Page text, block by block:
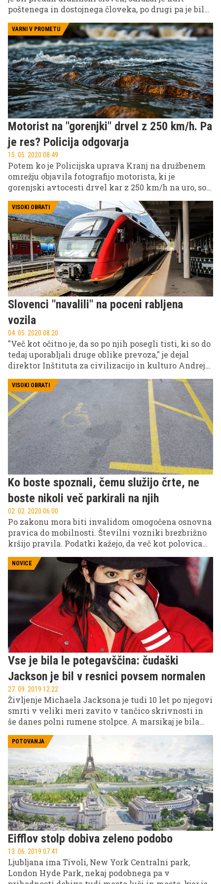
poštenega in dostojnega človeka, po drugi pa je bil
vzdevek BTK, kar pomeni Bind (zavezati), Torture
(mučiti) in Kill (ubiti) – vse troje je bil njegov
značilen in neslaven podpis. BTK morilec je bil
strah in trepet domačega mesta, saj je pokončal 10
ljudi, ob tem pa se je zabaval še s pisanjem pisem
policiji in preiskovalcem, v katerih se je norčeval iz
njihovega dela in jim dokazoval, da ga niso
sposobni najti.
VARNI V PROMETU
Motorist na ''gorenjki'' drvel z 250 km/h. Pa
je res? Policija odgovarja
15. 05. 2020 08.49
Potem ko je Policijska uprava Kranj na družbenem
omrežju objavila fotografijo motorista, ki je
gorenjski avtocesti drvel kar z 250 km/h na uro, so
da je nemogoče, da bi motorist s ''turistično'' držo
lahko drvel s takšno vratolomno hitrostjo, sploh pa
da pri tej hitrosti ne bi zvozil ovinka. Po plazu
kritik ''kavč'' analitikov smo se po pojasnila obrnili
na policijo, ki ne pušča dvoma.
VISOKI OBRATI
Slovenci ''navalili'' na poceni rabljena
vozila
04. 05. 2020 08.20
"Več kot očitno je, da so po njih posegli tisti, ki so do
tedaj uporabljali druge oblike prevoza," je dejal
direktor Inštituta za civilizacijo in kulturo Andrej
mobilnostne navade Slovencev.
VISOKI OBRATI
Ko boste spoznali, čemu služijo črte, ne
boste nikoli več parkirali na njih
02. 02. 2020 06.00
Po zakonu mora biti invalidom omogočena osnovna
pravica do mobilnosti. Številni vozniki brezbrižno
kršijo pravila. Podatki kažejo, da več kot polovica
označena z rumeno barvo – ni invalidov, kar je
odraz naše vozniške (ne)kulture.
NOVICE
Vse je bila le potegavščina: čudaški
Jackson je bil v resnici povsem normalen
27. 09. 2019 12.22
Življenje Michaela Jacksona je tudi 10 let po njegovi
smrti v veliki meri zavito v tančico skrivnosti in
še danes polni rumene stolpce. A marsikaj je bila
stražar, saj je kralj popa medijem načrtno metal
kosti za glodanje, kot je lepilni trak na nosu. Vedel
je namreč, da s tem zanimanje zanj ne bo zamrlo.
POTOVANJA
Eifflov stolp dobiva zeleno podobo
13. 06. 2019 07.41
Ljubljana ima Tivoli, New York Centralni park,
London Hyde Park, nekaj podobnega pa v